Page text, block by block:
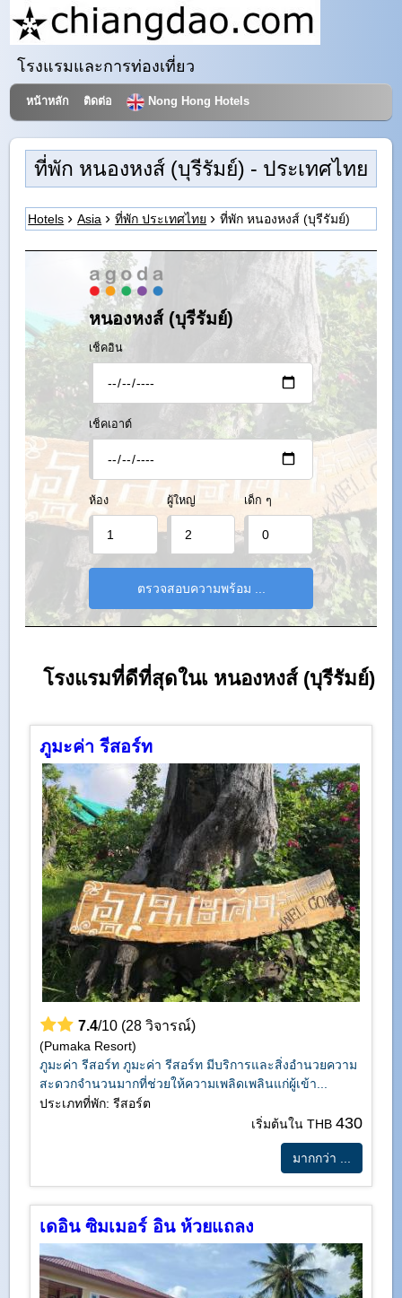
โรงแรมและการท่องเที่ยว
หน้าหลัก ติดต่อ Nong Hong Hotels
ที่พัก หนองหงส์ (บุรีรัมย์) - ประเทศไทย
Hotels Asia ที่พัก ประเทศไทย ที่พัก หนองหงส์ (บุรีรัมย์)
หนองหงส์ (บุรีรัมย์)
เช็คอิน
เช็คเอาต์
ห้อง ผู้ใหญ่ เด็ก ๆ
โรงแรมที่ดีที่สุดในเ หนองหงส์ (บุรีรัมย์)
ภูมะค่า รีสอร์ท
7.4/10 (28 วิจารณ์)
(Pumaka Resort)
ภูมะค่า รีสอร์ท ภูมะค่า รีสอร์ท มีบริการและสิ่งอำนวยความ
สะดวกจำนวนมากที่ช่วยให้ความเพลิดเพลินแก่ผู้เข้า...
ประเภทที่พัก: รีสอร์ต
เริ่มต้นใน THB 430
มากกว่า ...
เดอิน ซิมเมอร์ อิน ห้วยแถลง